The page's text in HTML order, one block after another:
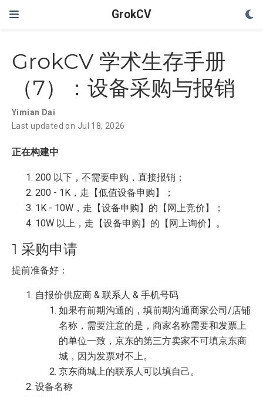
GrokCV
GrokCV 学术生存手册
（7）：设备采购与报销
Yimian Dai
Last updated on Jul 18, 2026
正在构建中
200 以下，不需要申购，直接报销；
200 - 1K，走【低值设备申购】；
1K - 10W，走【设备申购】的【网上竞价】；
10W 以上，走【设备申购】的【网上询价】。
1 采购申请
提前准备好：
自报价供应商 & 联系人 & 手机号码
如果有前期沟通的，填前期沟通商家公司/店铺
名称，需要注意的是，商家名称需要和发票上
的单位一致，京东的第三方卖家不可填京东商
城，因为发票对不上。
京东商城上的联系人可以填自己。
设备名称